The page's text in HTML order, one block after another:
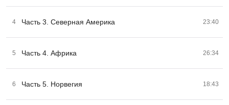
4 Часть 3. Северная Америка 23:40
5 Часть 4. Африка 26:34
6 Часть 5. Норвегия 18:43